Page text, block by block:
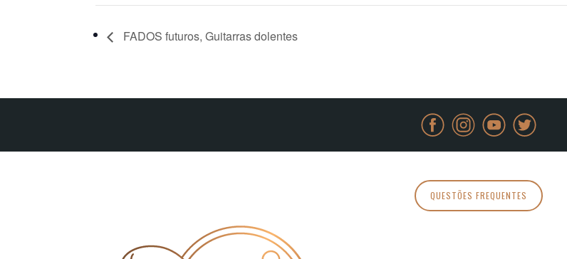
FADOS futuros, Guitarras dolentes
QUESTÕES FREQUENTES